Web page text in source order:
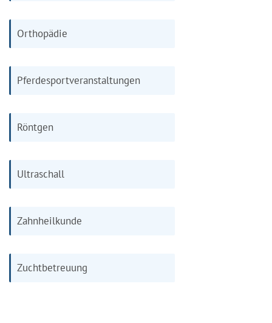
Orthopädie
Pferdesportveranstaltungen
Röntgen
Ultraschall
Zahnheilkunde
Zuchtbetreuung